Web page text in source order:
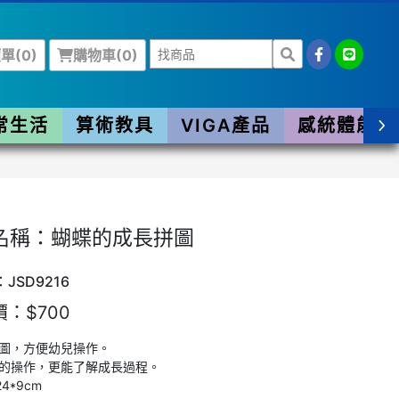
(0) 購物車(0)
生活 算術教具 VIGA產品 感統體能
稱：蝴蝶的成長拼圖
JSD9216
$700
，方便幼兒操作。
操作，更能了解成長過程。